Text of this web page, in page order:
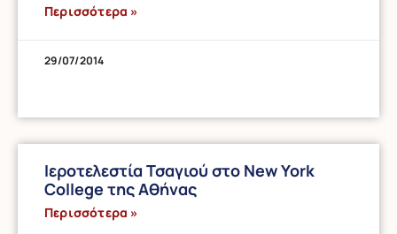
Περισσότερα »
29/07/2014
Ιεροτελεστία Τσαγιού στο New York
College της Αθήνας
Περισσότερα »